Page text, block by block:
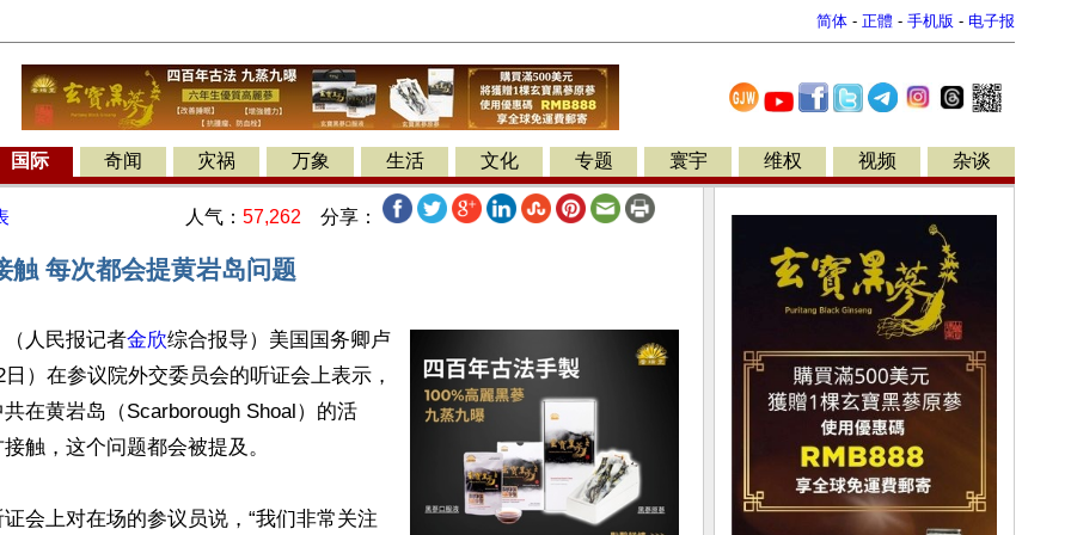
简体 - 正體 - 手机版 - 电子报
国际 奇闻 灾祸 万象 生活 文化 专题 寰宇 维权 视频 杂谈
人气： 57,262 分享：
触 每次都会提黄岩岛问题
人民报记者金欣综合报导）美国国务卿卢
）在参议院外交委员会的听证会上表示，
在黄岩岛（Scarborough Shoal）的活
触，这个问题都会被提及。
会上对在场的参议员说，“我们非常关注